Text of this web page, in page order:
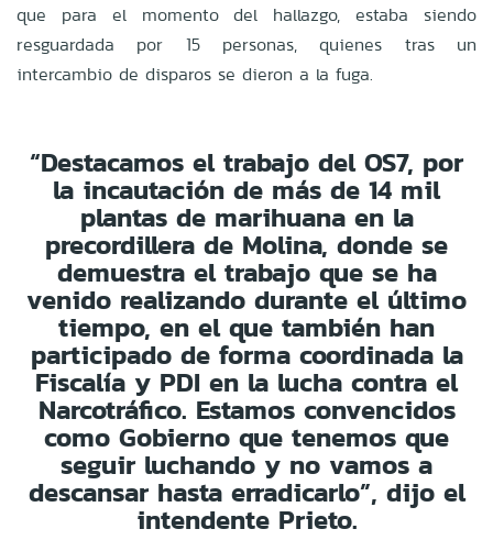
que para el momento del hallazgo, estaba siendo
resguardada por 15 personas, quienes tras un
intercambio de disparos se dieron a la fuga.
“Destacamos el trabajo del OS7, por
la incautación de más de 14 mil
plantas de marihuana en la
precordillera de Molina, donde se
demuestra el trabajo que se ha
venido realizando durante el último
tiempo, en el que también han
participado de forma coordinada la
Fiscalía y PDI en la lucha contra el
Narcotráfico. Estamos convencidos
como Gobierno que tenemos que
seguir luchando y no vamos a
descansar hasta erradicarlo”, dijo el
intendente Prieto.